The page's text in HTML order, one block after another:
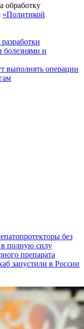
обработку
«Политикой
болезнями и
выполнять операции
без
в полную силу
препарата
запустили в России